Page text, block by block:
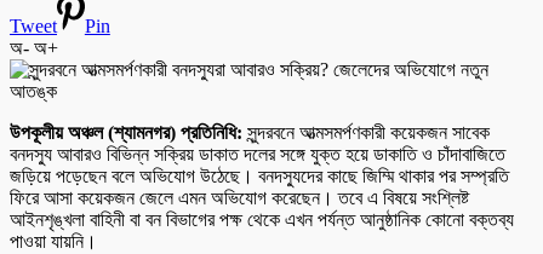
Tweet
Pin
অ- অ+
উপকূলীয় অঞ্চল (শ্যামনগর) প্রতিনিধি: সুন্দরবনে আত্মসমর্পণকারী কয়েকজন সাবেক
বনদস্যু আবারও বিভিন্ন সক্রিয় ডাকাত দলের সঙ্গে যুক্ত হয়ে ডাকাতি ও চাঁদাবাজিতে
জড়িয়ে পড়েছেন বলে অভিযোগ উঠেছে। বনদস্যুদের কাছে জিম্মি থাকার পর সম্প্রতি
ফিরে আসা কয়েকজন জেলে এমন অভিযোগ করেছেন। তবে এ বিষয়ে সংশ্লিষ্ট
আইনশৃঙ্খলা বাহিনী বা বন বিভাগের পক্ষ থেকে এখন পর্যন্ত আনুষ্ঠানিক কোনো বক্তব্য
পাওয়া যায়নি।